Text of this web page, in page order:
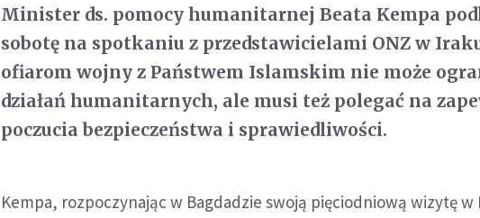
Minister ds. pomocy humanitarnej Beata Kempa
sobotę na spotkaniu z przedstawicielami ONZ w
ofiarom wojny z Państwem Islamskim nie może
działań humanitarnych, ale musi też polegać na
poczucia bezpieczeństwa i sprawiedliwości.
Kempa, rozpoczynając w Bagdadzie swoją pięciodniową wizytę w